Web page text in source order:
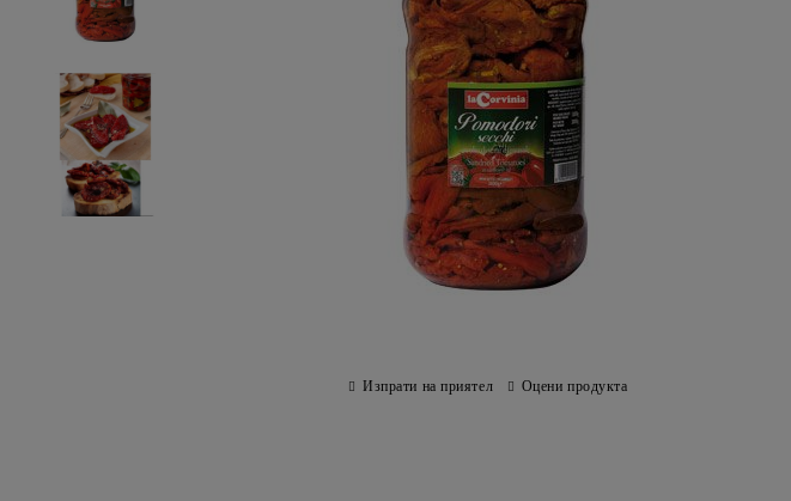
Изпрати на приятел Оцени продукта